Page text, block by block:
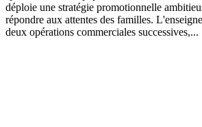
déploie une stratégie promotionnelle
répondre aux attentes des familles.
deux opérations commerciales successives,...